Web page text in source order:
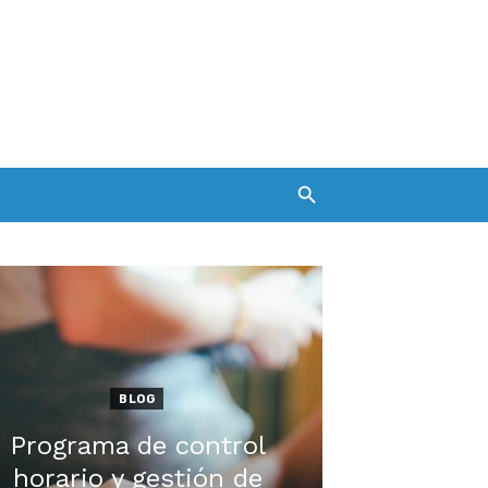
BLOG
Programa de control
horario y gestión de